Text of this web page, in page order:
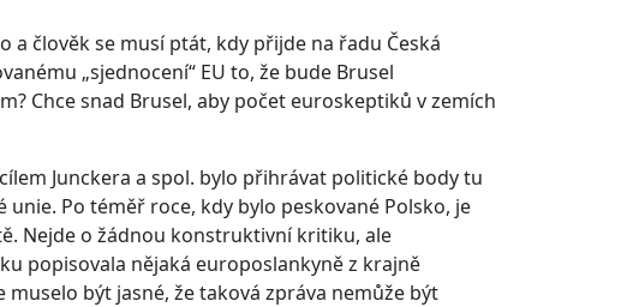
člověk se musí ptát, kdy přijde na řadu Česká
„sjednocení“ EU to, že bude Brusel
Chce snad Brusel, aby počet euroskeptiků v zemích
Junckera a spol. bylo přihrávat politické body tu
Po téměř roce, kdy bylo peskované Polsko, je
Nejde o žádnou konstruktivní kritiku, ale
popisovala nějaká europoslankyně z krajně
muselo být jasné, že taková zpráva nemůže být